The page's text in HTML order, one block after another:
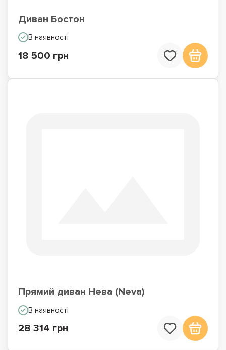
Диван Бостон
В наявності
18 500 грн
Прямий диван Нева (Neva)
В наявності
28 314 грн